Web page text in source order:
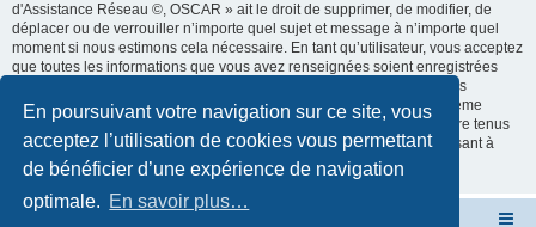
En poursuivant votre navigation sur ce site, vous
acceptez l’utilisation de cookies vous permettant
de bénéficier d’une expérience de navigation
optimale. En savoir plus…
d'Assistance Réseau ©, OSCAR » ait le droit de supprimer, de modifier, de
déplacer ou de verrouiller n’importe quel sujet et message à n’importe quel
moment si nous estimons cela nécessaire. En tant qu’utilisateur, vous acceptez
que toutes les informations que vous avez renseignées soient enregistrées
dans notre base de données. Bien que ces informations ne seront pas
diffusées à une tierce partie sans votre consentement, ni « Outil Système
Complet d'Assistance Réseau ©, OSCAR », ni phpBB, ne pourront être tenus
comme responsables en cas de tentative de piratage informatique visant à
compromettre vos données.